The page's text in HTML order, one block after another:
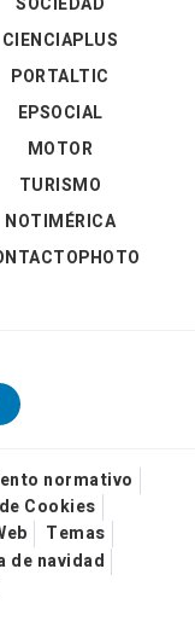
CIENCIAPLUS
PORTALTIC
EPSOCIAL
MOTOR
TURISMO
NOTIMÉRICA
normativo
Cookies
Temas
de navidad